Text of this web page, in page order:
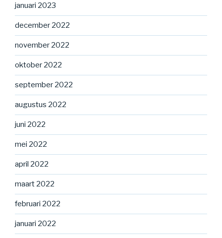
januari 2023
december 2022
november 2022
oktober 2022
september 2022
augustus 2022
juni 2022
mei 2022
april 2022
maart 2022
februari 2022
januari 2022